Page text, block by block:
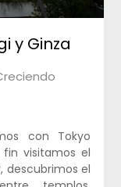
y Ginza
con Tokyo
visitamos el
descubrimos el